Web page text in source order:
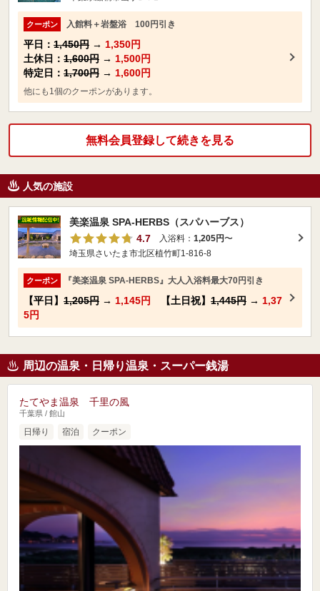
クーポン 入館料＋岩盤浴 100円引き
平日： 1,450円 → 1,350円
土休日： 1,600円 → 1,500円
特定日： 1,700円 → 1,600円
他にも1個のクーポンがあります。
無料会員登録して続きを見る
人気の施設
美楽温泉 SPA-HERBS（スパハーブス）
4.7
入浴料： 1,205円〜
埼玉県さいたま市北区植竹町1-816-8
クーポン 『美楽温泉 SPA-HERBS』大人入浴料最大70円引き
【平日】 1,205円 → 1,145円 【土日祝】 1,445円 → 1,37
5円
周辺の温泉・日帰り温泉・スーパー銭湯
たてやま温泉 千里の風
千葉県 / 館山
日帰り 宿泊 クーポン